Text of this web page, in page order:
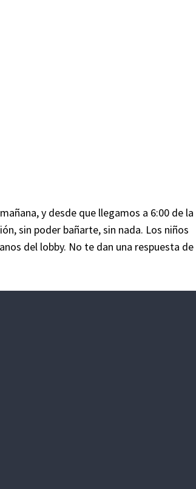
y desde que llegamos a 6:00 de la
sin poder bañarte, sin nada. Los niños
del lobby. No te dan una respuesta de